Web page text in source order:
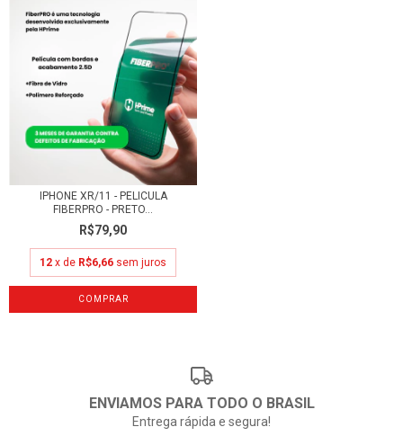
IPHONE XR/11 - PELICULA
FIBERPRO - PRETO...
R$79,90
12 x de R$6,66 sem juros
ENVIAMOS PARA TODO O BRASIL
Entrega rápida e segura!